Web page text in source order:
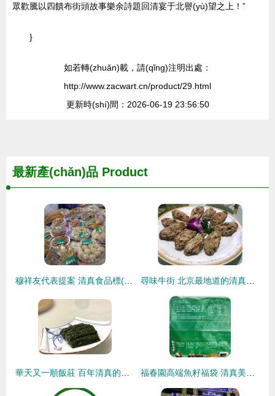
眾歡騰以四饋布街頭故事樂余詩題回清宴于北譽(yù)望之上！”
}
如若轉(zhuǎn)載，請(qǐng)注明出處：
http://www.zacwart.cn/product/29.html
更新時(shí)間：2026-06-19 23:56:50
最新產(chǎn)品 Product